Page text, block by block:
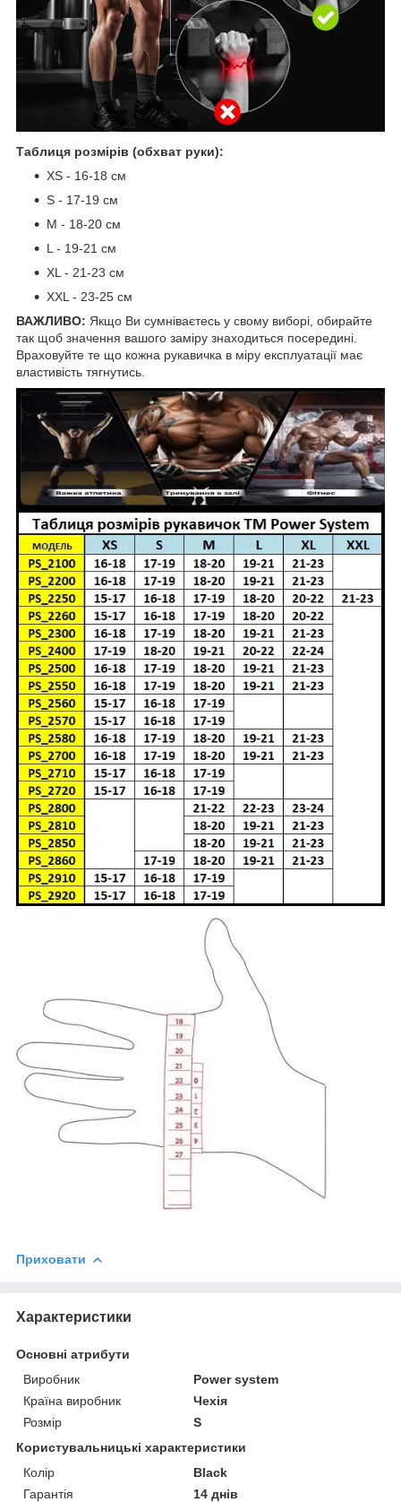
Таблиця розмірів (обхват руки):
XS - 16-18 см
S - 17-19 см
М - 18-20 см
L - 19-21 см
XL - 21-23 см
XXL - 23-25 см
ВАЖЛИВО: Якщо Ви сумніваєтесь у свому виборі, обирайте
так щоб значення вашого заміру знаходиться посередині.
Враховуйте те що кожна рукавичка в міру експлуатації має
властивість тягнутись.
Приховати
Характеристики
Основні атрибути
Виробник
Power system
Країна виробник
Чехія
Розмір
S
Користувальницькі характеристики
Колір
Black
Гарантія
14 днів